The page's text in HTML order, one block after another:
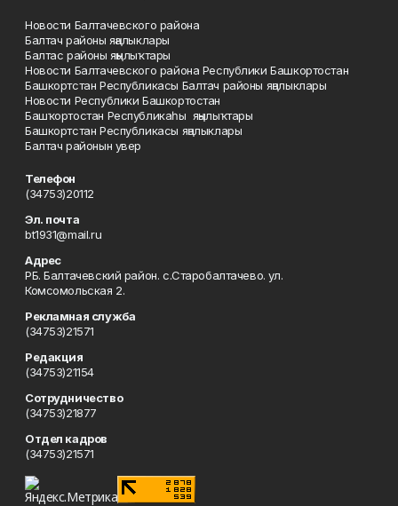
Новости Балтачевского района
Балтач районы яңалыклары
Балтас районы яңылыҡтары
Новости Балтачевского района Республики Башкортостан
Башкортстан Республикасы Балтач районы яңалыклары
Новости Республики Башкортостан
Башҡортостан Республикаһы яңылыҡтары
Башкортстан Республикасы яңалыклары
Балтач районын увер
Телефон
(34753)20112
Эл. почта
bt1931@mail.ru
Адрес
РБ. Балтачевский район. с.Старобалтачево. ул.
Комсомольская 2.
Рекламная служба
(34753)21571
Редакция
(34753)21154
Сотрудничество
(34753)21877
Отдел кадров
(34753)21571